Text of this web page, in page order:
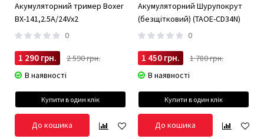
Акумуляторний тример Boxer
BX-141,2.5А/24Vx2
0
1 290 грн.
2 590 грн.
В наявності
Купити в один клік
До кошика
Акумуляторний Шурупокрут
(безщітковий) (TAOE-CD34N)
0
1 450 грн.
1 780 грн.
В наявності
Купити в один клік
До кошика